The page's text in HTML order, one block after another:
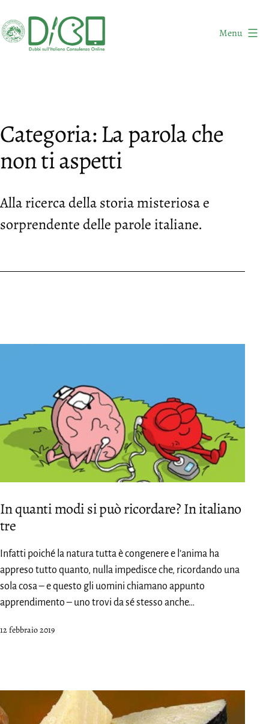
al
contenuto
Consulenza
Menu
Categoria:La parola che
non ti aspetti
Alla ricerca della storia misteriosa e
sorprendente delle parole italiane.
In quanti modi si può ricordare? In italiano
tre
Infatti poiché la natura tutta è congenere e l’anima ha
appreso tutto quanto, nulla impedisce che, ricordando una
sola cosa – e questo gli uomini chiamano appunto
apprendimento – uno trovi da sé stesso anche…
Pubblicato
12 febbraio 2019